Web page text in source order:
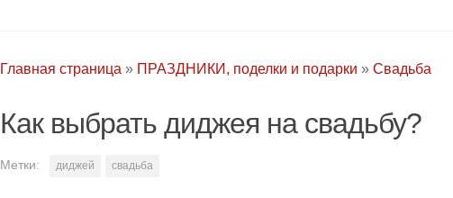
Главная страница » ПРАЗДНИКИ, поделки и подарки » Свадьба
Как выбрать диджея на свадьбу?
Метки: диджей свадьба